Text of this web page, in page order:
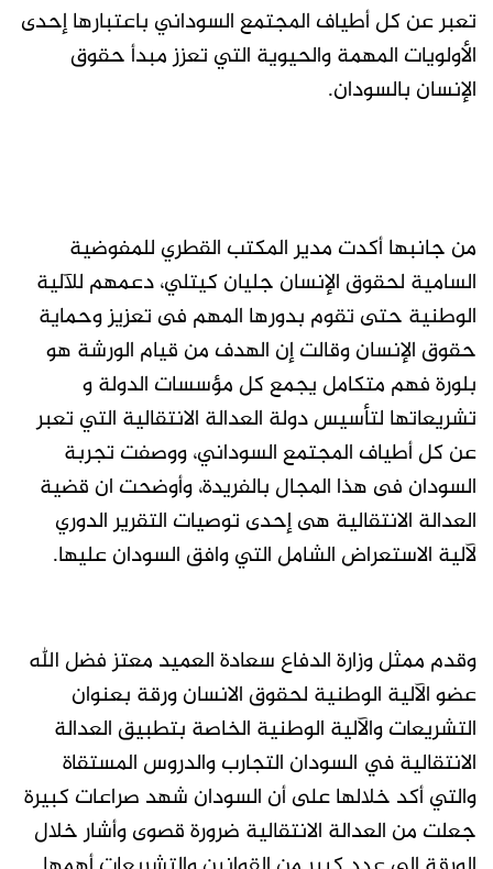
تعبر عن كل أطياف المجتمع السوداني باعتبارها إحدى
الأولويات المهمة والحيوية التي تعزز مبدأ حقوق
الإنسان بالسودان.
من جانبها أكدت مدير المكتب القطري للمفوضية
السامية لحقوق الإنسان جليان كيتلي، دعمهم للآلية
الوطنية حتى تقوم بدورها المهم فى تعزيز وحماية
حقوق الإنسان وقالت إن الهدف من قيام الورشة هو
بلورة فهم متكامل يجمع كل مؤسسات الدولة و
تشريعاتها لتأسيس دولة العدالة الانتقالية التي تعبر
عن كل أطياف المجتمع السوداني، ووصفت تجربة
السودان فى هذا المجال بالفريدة، وأوضحت ان قضية
العدالة الانتقالية هى إحدى توصيات التقرير الدوري
لآلية الاستعراض الشامل التي وافق السودان عليها.
وقدم ممثل وزارة الدفاع سعادة العميد معتز فضل الله
عضو الآلية الوطنية لحقوق الانسان ورقة بعنوان
التشريعات والآلية الوطنية الخاصة بتطبيق العدالة
الانتقالية في السودان التجارب والدروس المستقاة
والتي أكد خلالها على أن السودان شهد صراعات كبيرة
جعلت من العدالة الانتقالية ضرورة قصوى وأشار خلال